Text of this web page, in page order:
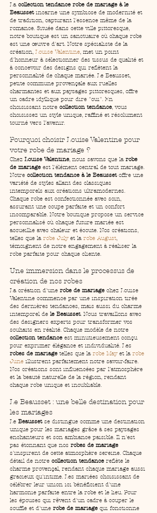
La collection tendance robe de mariage à le
Beausset incarne une symbiose de modernité et
de tradition, capturant l'essence même de la
romance. Située dans cette ville pittoresque,
notre boutique est un sanctuaire où chaque robe
est une œuvre d'art. Notre spécialiste de la
création, Louise Valentine, met un point
d'honneur à sélectionner des tissus de qualité et
à concevoir des designs qui reflètent la
personnalité de chaque mariée. Le Beausset,
petite commune provençale aux ruelles
charmantes et aux paysages pittoresques, offre
un cadre idyllique pour dire "oui". En
choisissant notre collection tendance, vous
choisissez un style unique, raffiné et résolument
tourné vers l’avenir.
Pourquoi choisir Louise Valentine pour
votre robe de mariage ?
Chez Louise Valentine, nous savons que la robe
de mariage est l'élément central de tout mariage.
Notre collection tendance à le Beausset offre une
variété de styles allant des classiques
intemporels aux créations ultramodernes.
Chaque robe est confectionnée avec soin,
assurant une coupe parfaite et un confort
incomparable. Notre boutique propose un service
personnalisé où chaque future mariée est
accueillie avec chaleur et écoute. Nos créations,
telles que la robe July et la robe August,
témoignent de notre engagement à réaliser la
robe parfaite pour chaque cliente.
Une immersion dans le processus de
création de nos robes
La création d'une robe de mariage chez Louise
Valentine commence par une inspiration tirée
des dernières tendances, mais aussi du charme
intemporel de le Beausset. Nous travaillons avec
des designers experts pour transformer vos
souhaits en réalité. Chaque modèle de notre
collection tendance est minutieusement conçu
pour exprimer élégance et individualité. Les
robes de mariage telles que la robe May et la robe
June illustrent parfaitement notre savoir-faire.
Nos créations sont influencées par l’atmosphère
et la beauté naturelle de la région, rendant
chaque robe unique et inoubliable.
Le Beausset : une belle destination pour
les mariages
Le Beausset se distingue comme une destination
unique pour les mariages grâce à ses paysages
enchanteurs et son ambiance paisible. Il n'est
pas étonnant que nos robes de mariage
s'inspirent de cette atmosphère sereine. Chaque
détail de notre collection tendance reflète le
charme provençal, rendant chaque mariage aussi
gracieux qu'intime. Les mariées choisissant de
célébrer leur union ici bénéficient d'une
harmonie parfaite entre la robe et le lieu. Pour
les épouses qui rêvent d'un cadre à couper le
souffle et d'une robe de mariage qui fonctionne